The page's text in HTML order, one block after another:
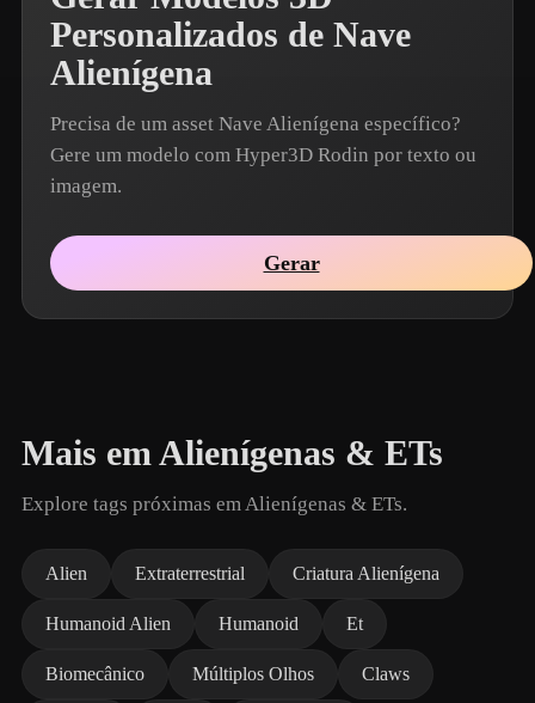
Personalizados de Nave
Alienígena
Precisa de um asset Nave Alienígena específico?
Gere um modelo com Hyper3D Rodin por texto ou
imagem.
Gerar
Mais em Alienígenas & ETs
Explore tags próximas em Alienígenas & ETs.
Alien Extraterrestrial Criatura Alienígena
Humanoid Alien Humanoid Et
Biomecânico Múltiplos Olhos Claws